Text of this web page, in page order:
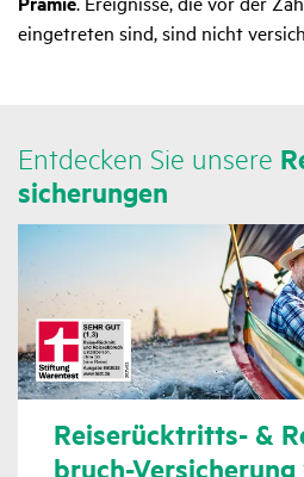
eingetreten sind, sind nicht
Entde­cken Sie unsere
si­che­rungen
Reise­rück­tritts- &
bruch-Versi­che­rung